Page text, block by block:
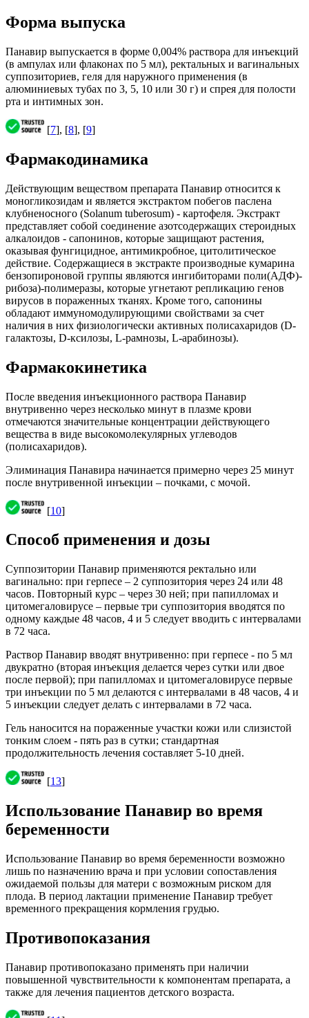
Форма выпуска
Панавир выпускается в форме 0,004% раствора для инъекций
(в ампулах или флаконах по 5 мл), ректальных и вагинальных
суппозиториев, геля для наружного применения (в
алюминиевых тубах по 3, 5, 10 или 30 г) и спрея для полости
рта и интимных зон.
[7], [8], [9]
Фармакодинамика
Действующим веществом препарата Панавир относится к
моногликозидам и является экстрактом побегов паслена
клубненосного (Solanum tuberosum) - картофеля. Экстракт
представляет собой соединение азотсодержащих стероидных
алкалоидов - сапонинов, которые защищают растения,
оказывая фунгицидное, антимикробное, цитолитическое
действие. Содержащиеся в экстракте производные кумарина
бензопироновой группы являются ингибиторами поли(АДФ)-
рибоза)-полимеразы, которые угнетают репликацию генов
вирусов в пораженных тканях. Кроме того, сапонины
обладают иммуномодулирующими свойствами за счет
наличия в них физиологически активных полисахаридов (D-
галактозы, D-ксилозы, L-рамнозы, L-арабинозы).
Фармакокинетика
После введения инъекционного раствора Панавир
внутривенно через несколько минут в плазме крови
отмечаются значительные концентрации действующего
вещества в виде высокомолекулярных углеводов
(полисахаридов).
Элиминация Панавира начинается примерно через 25 минут
после внутривенной инъекции – почками, с мочой.
[10]
Способ применения и дозы
Суппозитории Панавир применяются ректально или
вагинально: при герпесе – 2 суппозитория через 24 или 48
часов. Повторный курс – через 30 ней; при папилломах и
цитомегаловирусе – первые три суппозитория вводятся по
одному каждые 48 часов, 4 и 5 следует вводить с интервалами
в 72 часа.
Раствор Панавир вводят внутривенно: при герпесе - по 5 мл
двукратно (вторая инъекция делается через сутки или двое
после первой); при папилломах и цитомегаловирусе первые
три инъекции по 5 мл делаются с интервалами в 48 часов, 4 и
5 инъекции следует делать с интервалами в 72 часа.
Гель наносится на пораженные участки кожи или слизистой
тонким слоем - пять раз в сутки; стандартная
продолжительность лечения составляет 5-10 дней.
[13]
Использование Панавир во время
беременности
Использование Панавир во время беременности возможно
лишь по назначению врача и при условии сопоставления
ожидаемой пользы для матери с возможным риском для
плода. В период лактации применение Панавир требует
временного прекращения кормления грудью.
Противопоказания
Панавир противопоказано применять при наличии
повышенной чувствительности к компонентам препарата, а
также для лечения пациентов детского возраста.